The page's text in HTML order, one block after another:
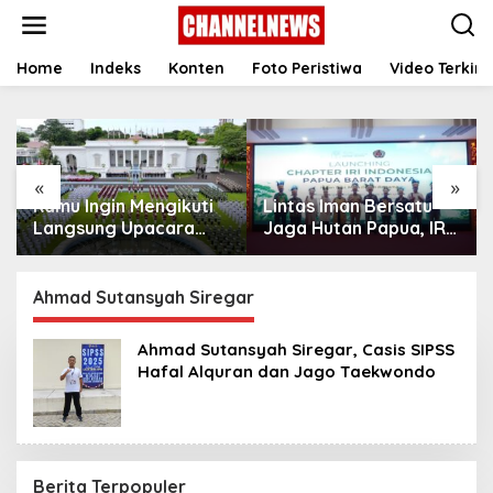
t
Home Indeks Konten Foto Peristiwa Video Terkini
« »
Kamu Ingin Mengikuti
Langsung Upacara
HUT Ke-81
Istana? Ini Link
Pendaftaran Resminya
di Sini
Lintas Iman Bersatu
Jaga Hutan Papua, IRI
Indonesia Resmikan
Ahmad Sutansyah Siregar
Ahmad Sutansyah Siregar, Casis SIPSS
Hafal Alquran dan Jago Taekwondo
Berita Terpopuler